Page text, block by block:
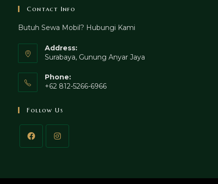
Contact Info
Butuh Sewa Mobil? Hubungi Kami
Address:
Surabaya, Gunung Anyar Jaya
Phone:
+62 812-5266-6966
Follow Us